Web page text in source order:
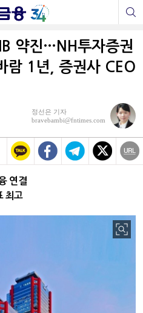
약진…NH투자증권
람 1년, 증권사 CEO
정선은 기자
bravebambi@fntimes.com
연결
최고